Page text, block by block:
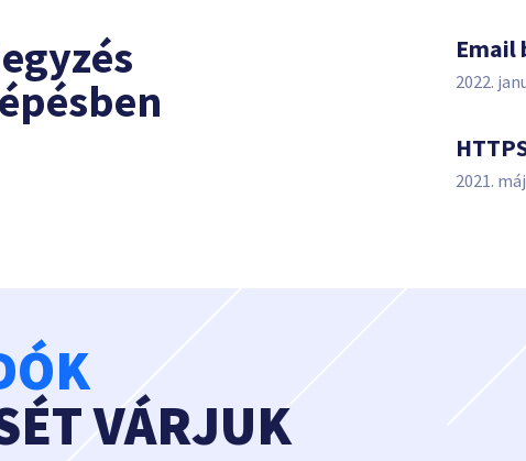
Email
2022.
2021.
VÁRJUK